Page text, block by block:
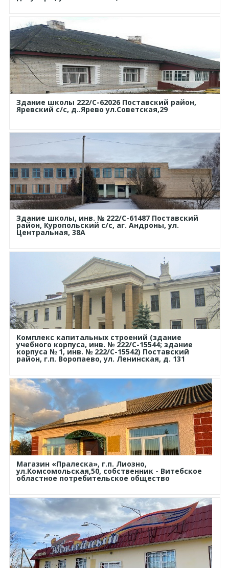
Здание школы 222/С-62026 Поставский район,
Яревский с/с, д..Ярево ул.Советская,29
Здание школы, инв. № 222/С-61487 Поставский
район, Куропольский с/с, аг. Андроны, ул.
Центральная, 38А
Комплекс капитальных строений (здание
учебного корпуса, инв. № 222/С-15544; здание
корпуса № 1, инв. № 222/С-15542) Поставский
район, г.п. Воропаево, ул. Ленинская, д. 131
Магазин «Пралеска», г.п. Лиозно,
ул.Комсомольская,50, собственник - Витебское
областное потребительское общество